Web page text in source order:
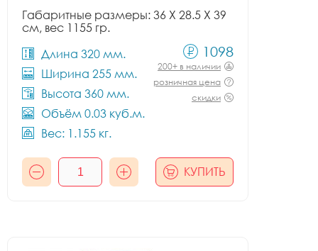
Габаритные размеры: 36 X 28.5 X 39
см, вес 1155 гр.
Длина 320 мм.
Ширина 255 мм.
Высота 360 мм.
Объём 0.03 куб.м.
Вес: 1.155 кг.
1098
200+ в наличии
розничная цена
скидки
КУПИТЬ